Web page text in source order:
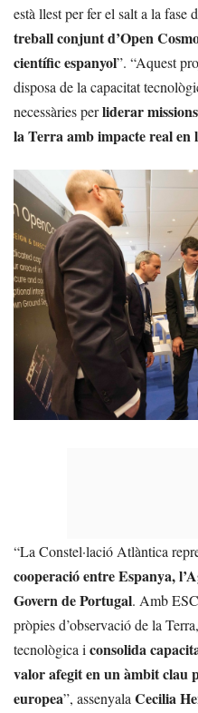
està llest per fer el salt a la fase
treball conjunt d’Open
científic espanyol”. “Aquest
disposa de la capacitat
necessàries perliderar
la Terra amb impacte real en
“La Constel·lació Atlàntica
cooperació entre Espanya,
Govern de Portugal. Amb
pròpies d’observació de la
tecnològica i consolida
valor afegit en un àmbit clau
europea”, assenyala Cecilia